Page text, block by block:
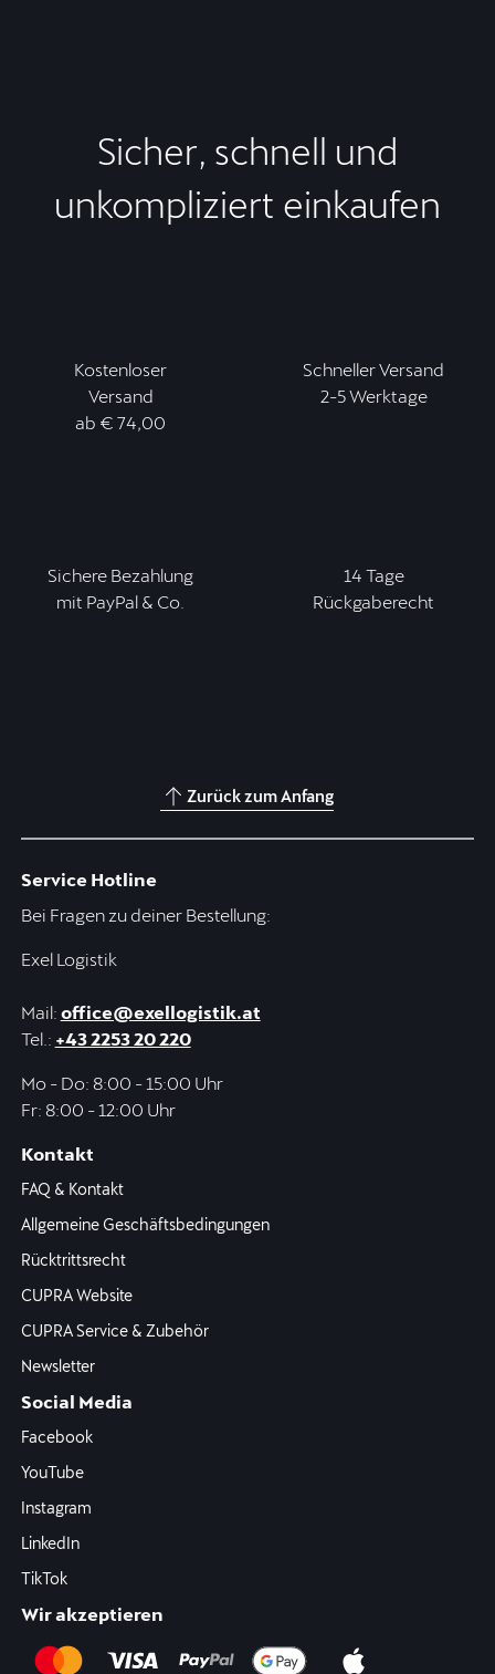
Sicher, schnell und
unkompliziert einkaufen
Kostenloser
Versand
ab € 74,00
Schneller Versand
2-5 Werktage
Sichere Bezahlung
mit PayPal & Co.
14 Tage
Rückgaberecht
Zurück zum Anfang
Service Hotline
Bei Fragen zu deiner Bestellung:
Exel Logistik
Mail: office@exellogistik.at
Tel.: +43 2253 20 220
Mo - Do: 8:00 - 15:00 Uhr
Fr: 8:00 - 12:00 Uhr
Kontakt
FAQ & Kontakt
Allgemeine Geschäftsbedingungen
Rücktrittsrecht
CUPRA Website
CUPRA Service & Zubehör
Newsletter
Social Media
Facebook
YouTube
Instagram
LinkedIn
TikTok
Wir akzeptieren